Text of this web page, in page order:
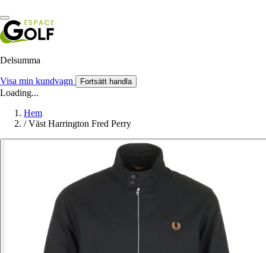
Delsumma
Visa min kundvagn Fortsätt handla
Loading...
Hem
/ Väst Harrington Fred Perry